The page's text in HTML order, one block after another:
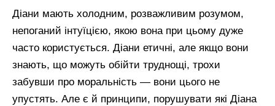
Діани мають холодним, розважливим розумом,
непоганий інтуїцією, якою вона при цьому дуже
часто користується. Діани етичні, але якщо вони
знають, що можуть обійти труднощі, трохи
забувши про моральність — вони цього не
упустять. Але є й принципи, порушувати які Діана